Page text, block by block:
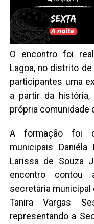
O encontro foi
Lagoa, no distrito
participantes uma
a partir da
própria comunidade
A formação foi
municipais
Larissa de Souza
encontro contou
secretária municipal
Tanira Vargas
representando a